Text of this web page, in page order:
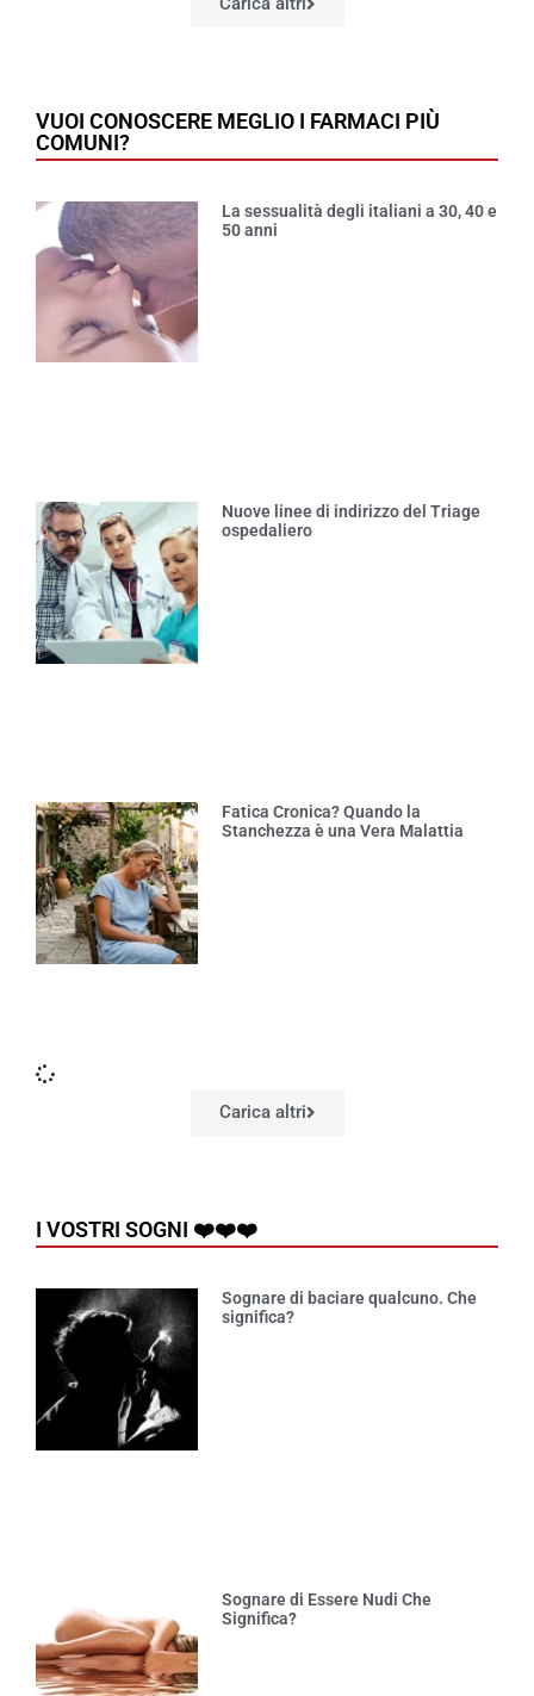
VUOI CONOSCERE MEGLIO I FARMACI PIÙ
COMUNI?
La sessualità degli italiani a 30, 40 e
50 anni
Nuove linee di indirizzo del Triage
ospedaliero
Fatica Cronica? Quando la
Stanchezza è una Vera Malattia
Carica altri
I VOSTRI SOGNI ❤️❤️❤️
Sognare di baciare qualcuno. Che
significa?
Sognare di Essere Nudi Che
Significa?